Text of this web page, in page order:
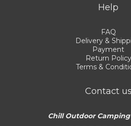
Help
FAQ
Delivery &
Payment
Return Policy
Terms &
Contact us
Chill Outdoor